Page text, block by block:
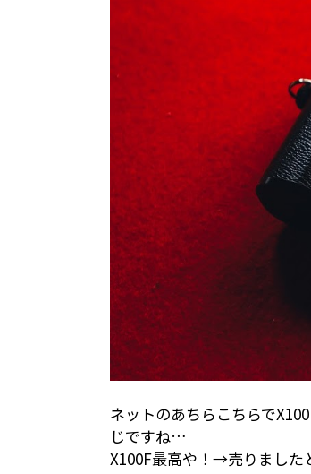
ネットのあちらこちらで
じですね…
X100F最高や！→売りました